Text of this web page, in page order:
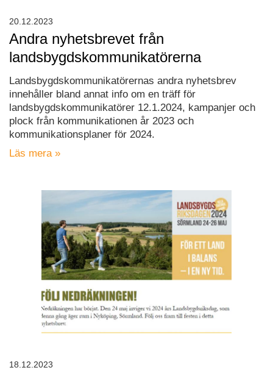
Andra nyhetsbrevet från
landsbygdskommunikatörerna
Landsbygdskommunikatörernas andra nyhetsbrev
innehåller bland annat info om en träff för
landsbygdskommunikatörer 12.1.2024, kampanjer och
plock från kommunikationen år 2023 och
kommunikationsplaner för 2024.
Läs mera »
20.12.2023
18.12.2023